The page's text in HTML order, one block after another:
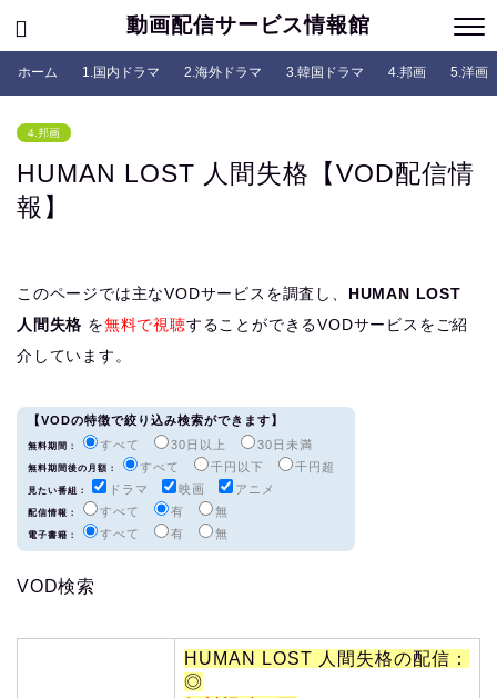
動画配信サービス情報館
ホーム 1.国内ドラマ 2.海外ドラマ 3.韓国ドラマ 4.邦画 5.洋画
4.邦画
HUMAN LOST 人間失格【VOD配信情
報】
このページでは主なVODサービスを調査し、 HUMAN LOST
人間失格 を無料で視聴することができるVODサービスをご紹
介しています。
【VODの特徴で絞り込み検索ができます】
無料期間： すべて 30日以上 30日未満
無料期間後の月額： すべて 千円以下 千円超
見たい番組： ドラマ 映画 アニメ
配信情報： すべて 有 無
電子書籍： すべて 有 無
VOD検索
HUMAN LOST 人間失格の配信：
◎